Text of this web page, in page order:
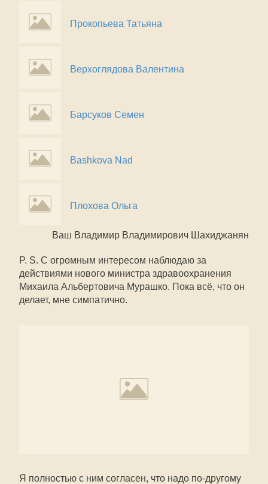
Прокопьева Татьяна
Верхоглядова Валентина
Барсуков Семен
Bashkova Nad
Плохова Ольга
Ваш Владимир Владимирович Шахиджанян
P. S. С огромным интересом наблюдаю за
действиями нового министра здравоохранения
Михаила Альбертовича Мурашко. Пока всё, что он
делает, мне симпатично.
Я полностью с ним согласен, что надо по-другому